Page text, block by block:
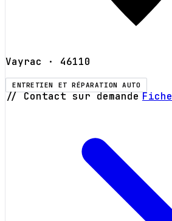
Vayrac · 46110
ENTRETIEN ET RÉPARATION AUTO
// Contact sur demande Fiche